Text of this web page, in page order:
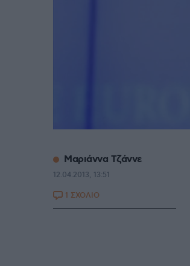
Μαριάννα Τζάννε
12.04.2013, 13:51
1 ΣΧΟΛΙΟ